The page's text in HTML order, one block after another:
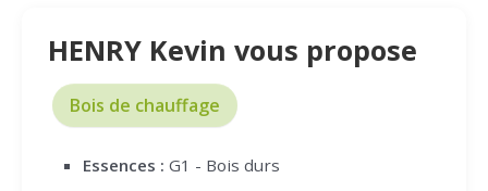
HENRY Kevin vous propose
Bois de chauffage
Essences : G1 - Bois durs